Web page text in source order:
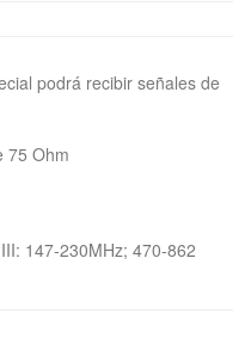
podrá recibir señales de
75 Ohm
147-230MHz; 470-862